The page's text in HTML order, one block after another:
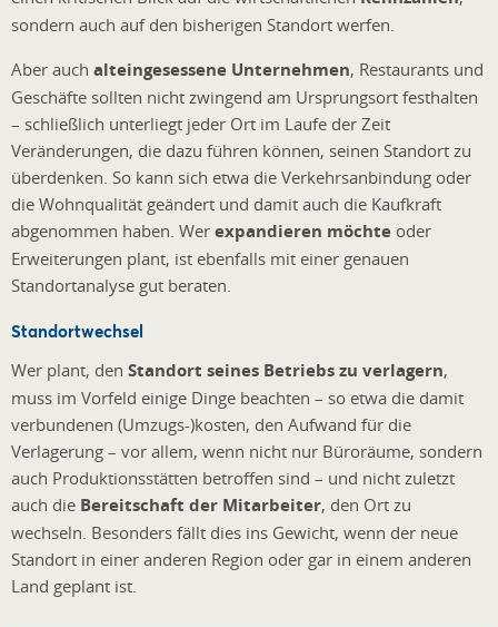
sondern auch auf den bisherigen Standort werfen.
Aber auch alteingesessene Unternehmen, Restaurants und
Geschäfte sollten nicht zwingend am Ursprungsort festhalten
– schließlich unterliegt jeder Ort im Laufe der Zeit
Veränderungen, die dazu führen können, seinen Standort zu
überdenken. So kann sich etwa die Verkehrsanbindung oder
die Wohnqualität geändert und damit auch die Kaufkraft
abgenommen haben. Wer expandieren möchte oder
Erweiterungen plant, ist ebenfalls mit einer genauen
Standortanalyse gut beraten.
Standortwechsel
Wer plant, den Standort seines Betriebs zu verlagern,
muss im Vorfeld einige Dinge beachten – so etwa die damit
verbundenen (Umzugs-)kosten, den Aufwand für die
Verlagerung – vor allem, wenn nicht nur Büroräume, sondern
auch Produktionsstätten betroffen sind – und nicht zuletzt
auch die Bereitschaft der Mitarbeiter, den Ort zu
wechseln. Besonders fällt dies ins Gewicht, wenn der neue
Standort in einer anderen Region oder gar in einem anderen
Land geplant ist.